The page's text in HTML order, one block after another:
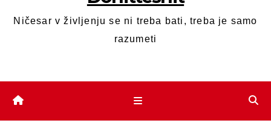
Ničesar v življenju se ni treba bati, treba je samo
razumeti